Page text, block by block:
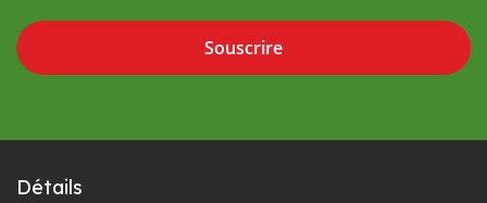
Souscrire
Détails